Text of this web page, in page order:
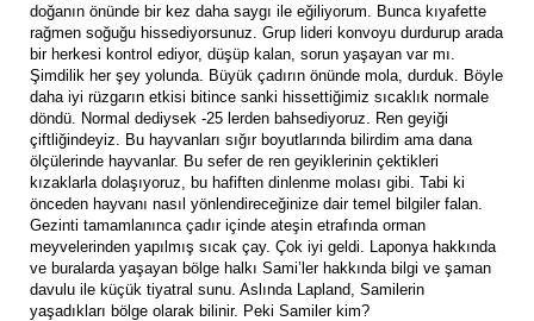
doğanın önünde bir kez daha saygı ile eğiliyorum. Bunca kıyafette
rağmen soğuğu hissediyorsunuz. Grup lideri konvoyu durdurup arada
bir herkesi kontrol ediyor, düşüp kalan, sorun yaşayan var mı.
Şimdilik her şey yolunda. Büyük çadırın önünde mola, durduk. Böyle
daha iyi rüzgarın etkisi bitince sanki hissettiğimiz sıcaklık normale
döndü. Normal dediysek -25 lerden bahsediyoruz. Ren geyiği
çiftliğindeyiz. Bu hayvanları sığır boyutlarında bilirdim ama dana
ölçülerinde hayvanlar. Bu sefer de ren geyiklerinin çektikleri
kızaklarla dolaşıyoruz, bu hafiften dinlenme molası gibi. Tabi ki
önceden hayvanı nasıl yönlendireceğinize dair temel bilgiler falan.
Gezinti tamamlanınca çadır içinde ateşin etrafında orman
meyvelerinden yapılmış sıcak çay. Çok iyi geldi. Laponya hakkında
ve buralarda yaşayan bölge halkı Sami’ler hakkında bilgi ve şaman
davulu ile küçük tiyatral sunu. Aslında Lapland, Samilerin
yaşadıkları bölge olarak bilinir. Peki Samiler kim?